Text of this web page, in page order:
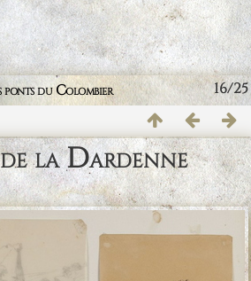
16/25
ponts du Colombier
la Dardenne